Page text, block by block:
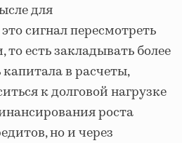
для
сигнал пересмотреть
есть закладывать более
в расчеты,
к долговой нагрузке
роста
но и через